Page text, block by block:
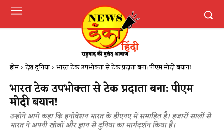
होम देश दुनिया भारत टेक उपभोक्ता से टेक प्रदाता बना: पीएम मोदी बयान!
भारत टेक उपभोक्ता से टेक प्रदाता बना: पीएम
मोदी बयान!
उन्होंने आगे कहा कि इनोवेशन भारत के डीएनए में समाहित है। हजारों सालों से
भारत ने अपनी खोजों और ज्ञान से दुनिया का मार्गदर्शन किया है।